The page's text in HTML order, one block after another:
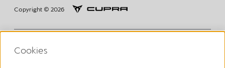
Copyright © 2026
Volkswagen Group Charging GmbH Disclaimer
Cookies